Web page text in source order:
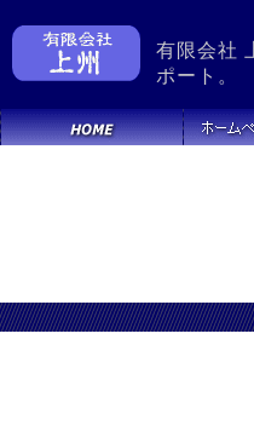
有限会社
ポート。